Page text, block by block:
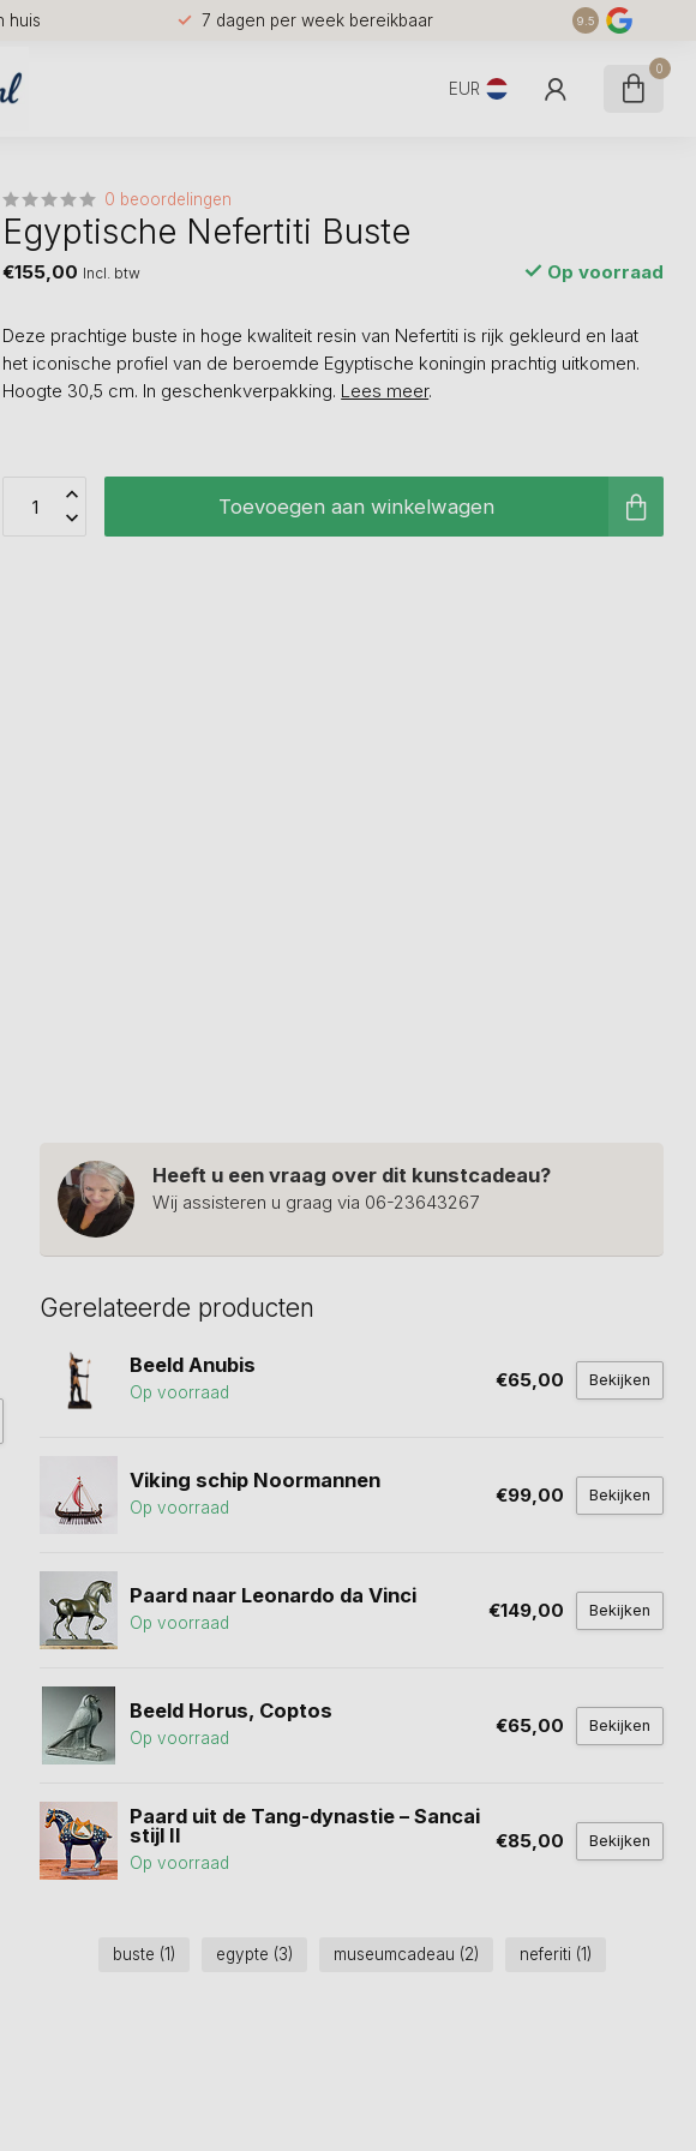
huis 7 dagen per week bereikbaar 9.5
EUR
0
0 beoordelingen
Egyptische Nefertiti Buste
€155,00 Incl. btw Op voorraad
Deze prachtige buste in hoge kwaliteit resin van Nefertiti is rijk gekleurd en laat
het iconische profiel van de beroemde Egyptische koningin prachtig uitkomen.
Hoogte 30,5 cm. In geschenkverpakking. Lees meer.
Toevoegen aan winkelwagen
Heeft u een vraag over dit kunstcadeau?
Wij assisteren u graag via 06-23643267
Gerelateerde producten
Beeld Anubis
Op voorraad
€65,00 Bekijken
Viking schip Noormannen
Op voorraad
€99,00 Bekijken
Paard naar Leonardo da Vinci
Op voorraad
€149,00 Bekijken
Beeld Horus, Coptos
Op voorraad
€65,00 Bekijken
Paard uit de Tang-dynastie – Sancai
stijl II
Op voorraad
€85,00 Bekijken
buste (1) egypte (3) museumcadeau (2) neferiti (1)